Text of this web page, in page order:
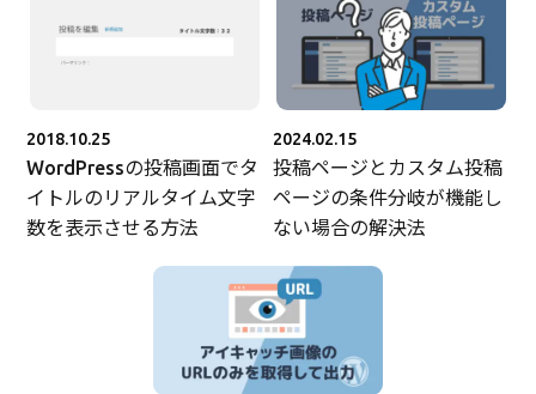
2018.10.25
WordPressの投稿画面でタ
イトルのリアルタイム文字
数を表示させる方法
2024.02.15
投稿ページとカスタム投稿
ページの条件分岐が機能し
ない場合の解決法